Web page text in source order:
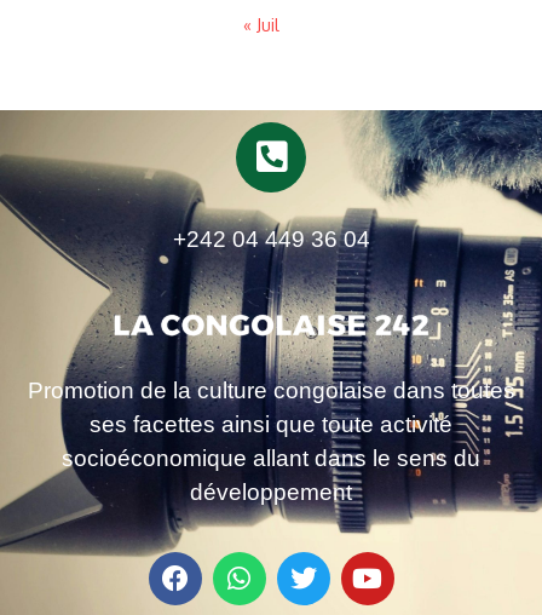
« Juil
+242 04 449 36 04
Promotion de la culture congolaise dans toutes
ses facettes ainsi que toute activité
socioéconomique allant dans le sens du
développement